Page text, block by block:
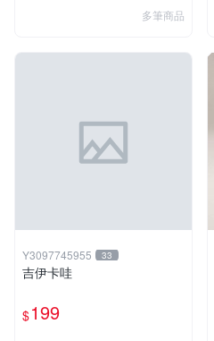
多筆商品
Y3097745955 33
吉伊卡哇
$199